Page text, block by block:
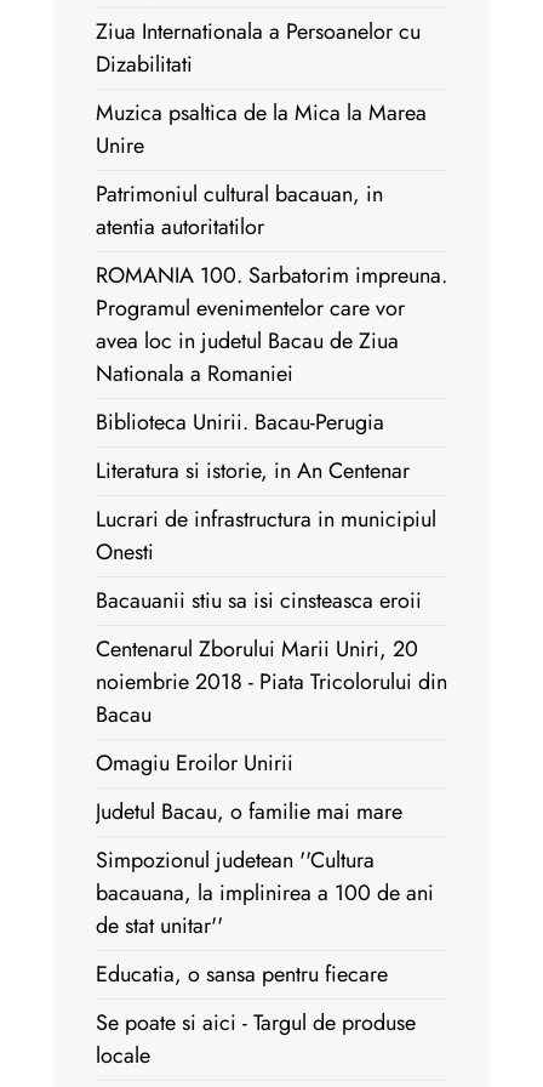
Ziua Internationala a Persoanelor cu
Dizabilitati
Muzica psaltica de la Mica la Marea
Unire
Patrimoniul cultural bacauan, in
atentia autoritatilor
ROMANIA 100. Sarbatorim impreuna.
Programul evenimentelor care vor
avea loc in judetul Bacau de Ziua
Nationala a Romaniei
Biblioteca Unirii. Bacau-Perugia
Literatura si istorie, in An Centenar
Lucrari de infrastructura in municipiul
Onesti
Bacauanii stiu sa isi cinsteasca eroii
Centenarul Zborului Marii Uniri, 20
noiembrie 2018 - Piata Tricolorului din
Bacau
Omagiu Eroilor Unirii
Judetul Bacau, o familie mai mare
Simpozionul judetean ''Cultura
bacauana, la implinirea a 100 de ani
de stat unitar''
Educatia, o sansa pentru fiecare
Se poate si aici - Targul de produse
locale